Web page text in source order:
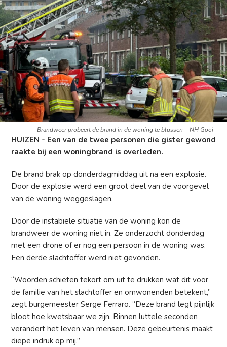
Brandweer probeert de brand in de woning te blussen NH Gooi
HUIZEN - Een van de twee personen die gister gewond
raakte bij een woningbrand is overleden.
De brand brak op donderdagmiddag uit na een explosie.
Door de explosie werd een groot deel van de voorgevel
van de woning weggeslagen.
Door de instabiele situatie van de woning kon de
brandweer de woning niet in. Ze onderzocht donderdag
met een drone of er nog een persoon in de woning was.
Een derde slachtoffer werd niet gevonden.
“Woorden schieten tekort om uit te drukken wat dit voor
de familie van het slachtoffer en omwonenden betekent,”
zegt burgemeester Serge Ferraro. “Deze brand legt pijnlijk
bloot hoe kwetsbaar we zijn. Binnen luttele seconden
verandert het leven van mensen. Deze gebeurtenis maakt
diepe indruk op mij.”